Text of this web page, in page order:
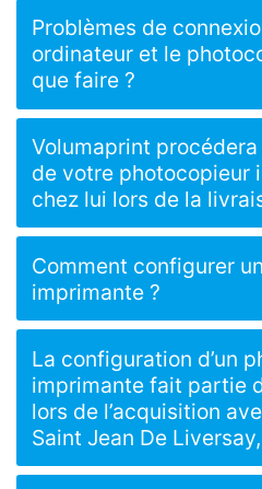
Problèmes de
ordinateur et le
que faire ?
Volumaprint
de votre photocopieur
chez lui lors de la
Comment configurer
imprimante ?
La configuration d’un
imprimante fait partie
lors de l’acquisition
Saint Jean De